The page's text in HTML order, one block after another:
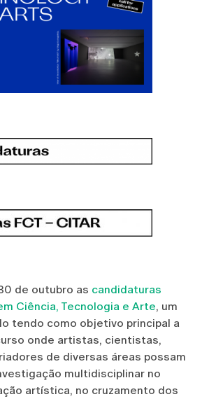
de outubro as candidaturas
Ciência, Tecnologia e Arte, um
tendo como objetivo principal a
onde artistas, cientistas,
de diversas áreas possam
multidisciplinar no
artística, no cruzamento dos